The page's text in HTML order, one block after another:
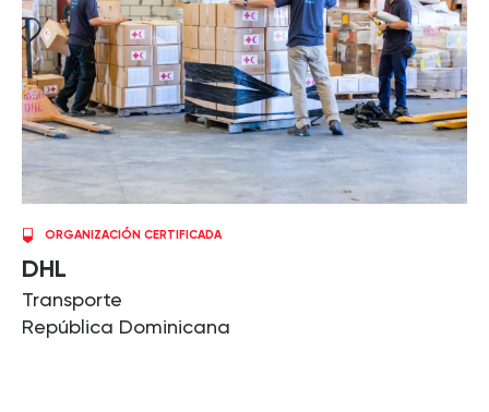
ORGANIZACIÓN CERTIFICADA
DHL
Transporte
República Dominicana